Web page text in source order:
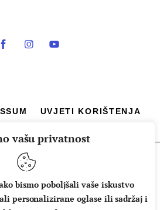
vašu privatnost
bismo poboljšali vaše iskustvo
personalizirane oglase ili sadržaj i
UVJETI KORIŠTENJA
Music Box - All rights reserved.